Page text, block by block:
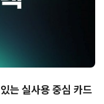
는 실사용 중심 카드